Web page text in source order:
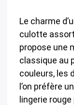
Le charme
culotte
propose une
classique au
couleurs, les
l’on préfère
lingerie